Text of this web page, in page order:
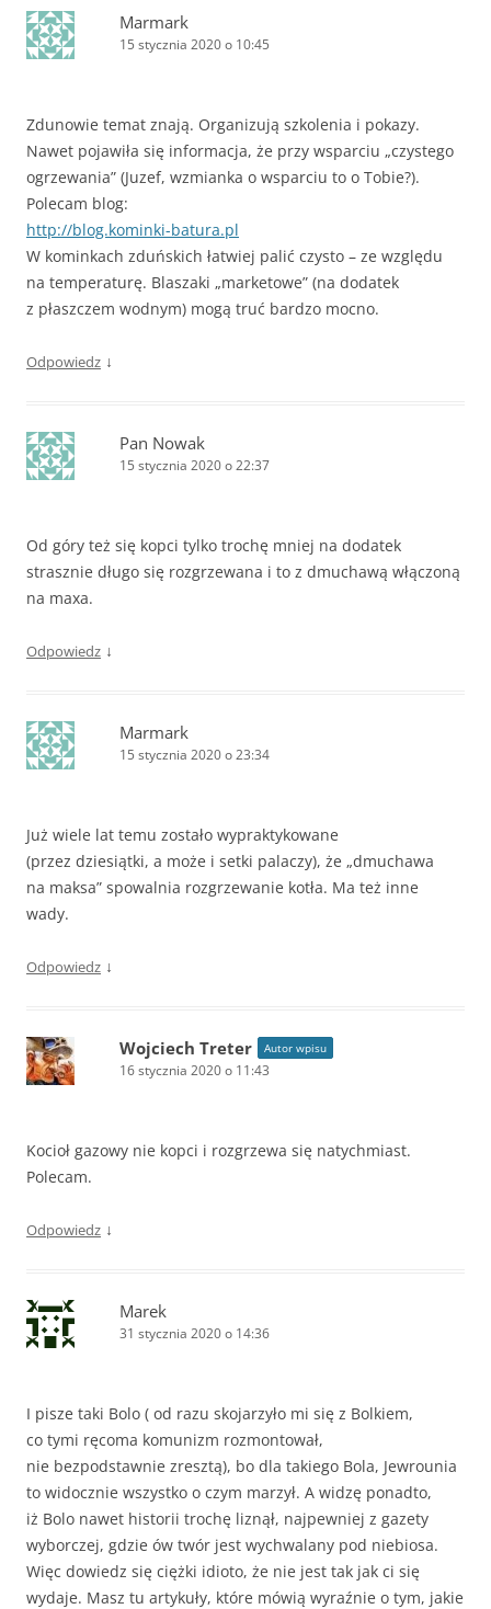
Marmark
15 stycznia 2020 o 10:45
Zdunowie temat znają. Organizują szkolenia i pokazy.
Nawet pojawiła się informacja, że przy wsparciu „czystego
ogrzewania” (Juzef, wzmianka o wsparciu to o Tobie?).
Polecam blog:
http://blog.kominki-batura.pl
W kominkach zduńskich łatwiej palić czysto – ze względu
na temperaturę. Blaszaki „marketowe” (na dodatek
z płaszczem wodnym) mogą truć bardzo mocno.
Odpowiedz ↓
Pan Nowak
15 stycznia 2020 o 22:37
Od góry też się kopci tylko trochę mniej na dodatek
strasznie długo się rozgrzewana i to z dmuchawą włączoną
na maxa.
Odpowiedz ↓
Marmark
15 stycznia 2020 o 23:34
Już wiele lat temu zostało wypraktykowane
(przez dziesiątki, a może i setki palaczy), że „dmuchawa
na maksa” spowalnia rozgrzewanie kotła. Ma też inne
wady.
Odpowiedz ↓
Wojciech Treter Autor wpisu
16 stycznia 2020 o 11:43
Kocioł gazowy nie kopci i rozgrzewa się natychmiast.
Polecam.
Odpowiedz ↓
Marek
31 stycznia 2020 o 14:36
I pisze taki Bolo ( od razu skojarzyło mi się z Bolkiem,
co tymi ręcoma komunizm rozmontował,
nie bezpodstawnie zresztą), bo dla takiego Bola, Jewrounia
to widocznie wszystko o czym marzył. A widzę ponadto,
iż Bolo nawet historii trochę liznął, najpewniej z gazety
wyborczej, gdzie ów twór jest wychwalany pod niebiosa.
Więc dowiedz się ciężki idioto, że nie jest tak jak ci się
wydaje. Masz tu artykuły, które mówią wyraźnie o tym, jakie